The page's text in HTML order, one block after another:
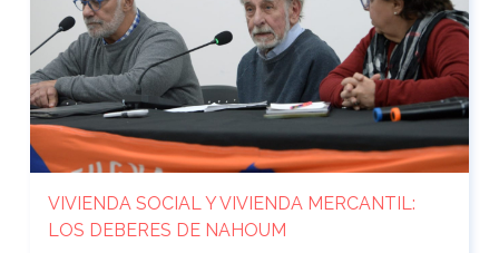
VIVIENDA SOCIAL Y VIVIENDA MERCANTIL:
LOS DEBERES DE NAHOUM